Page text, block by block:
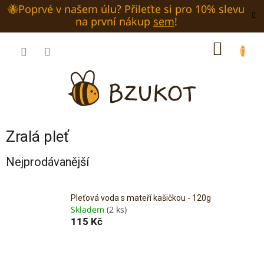
Přejít
na
🐝Poprvé v našem úlu? Přileťte si pro 10% slevu
na první nákup sem!
Zralá pleť
Nejprodávanější
Pleťová voda s mateří kašičkou - 120g
Skladem (2 ks)
115 Kč